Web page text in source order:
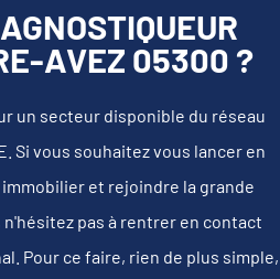
AVEZ 05300 ?
un secteur disponible du réseau
Si vous souhaitez vous lancer en
et rejoindre la grande
n'hésitez pas à rentrer en contact
Pour ce faire, rien de plus simple,